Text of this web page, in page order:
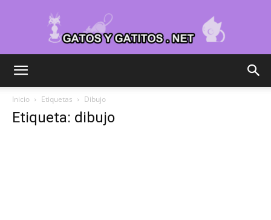
Inicio Etiquetas Dibujo
Etiqueta: dibujo